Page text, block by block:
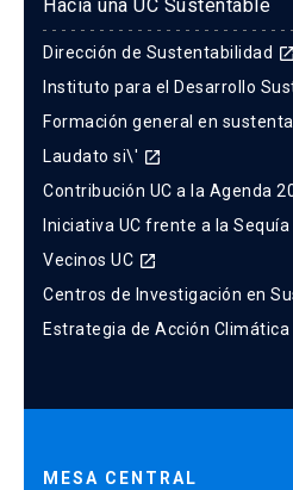
Hacia una UC Sustentable
Dirección de Sustentabilidad launch
Instituto para el Desarrollo
Formación general en
Laudato si\' launch
Contribución UC a la Agenda
Iniciativa UC frente a la Sequía
Vecinos UC launch
Centros de Investigación en
Estrategia de Acción Climática
MESA CENTRAL